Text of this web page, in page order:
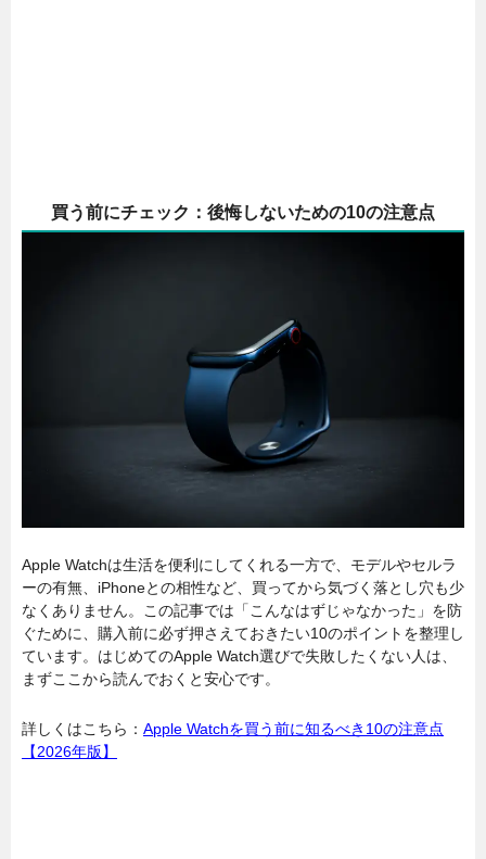
買う前にチェック：後悔しないための10の注意点
Apple Watchは生活を便利にしてくれる一方で、モデルやセルラ
ーの有無、iPhoneとの相性など、買ってから気づく落とし穴も少
なくありません。この記事では「こんなはずじゃなかった」を防
ぐために、購入前に必ず押さえておきたい10のポイントを整理し
ています。はじめてのApple Watch選びで失敗したくない人は、
まずここから読んでおくと安心です。
詳しくはこちら： Apple Watchを買う前に知るべき10の注意点
【2026年版】